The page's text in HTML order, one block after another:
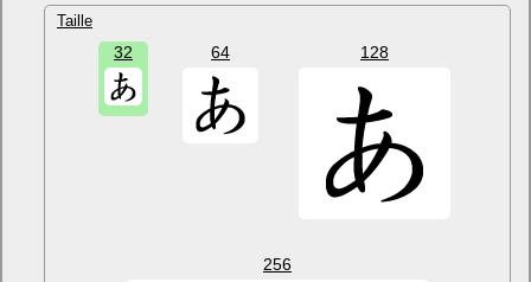
Taille
32 64 128
256